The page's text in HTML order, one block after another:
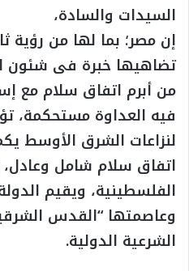
السيدات والسادة،
إن مصر؛ بما لها من رؤية
تضاهيها خبرة فى شئون
من أبرم اتفاق سلام مع
فيه العداوة مستحكمة،
لنزاعات الشرق الأوسط
اتفاق سلام شامل
الفلسطينية، ويقيم
وعاصمتها “القدس
الشرعية الدولية.